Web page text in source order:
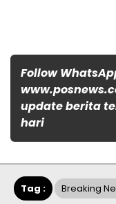
Follow
update berita
hari
Tag : Breaking